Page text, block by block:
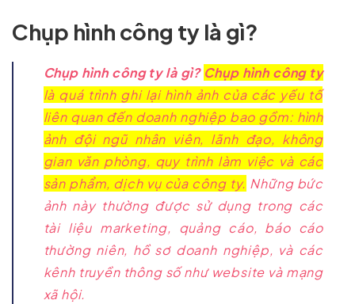
Chụp hình công ty là gì?
Chụp hình công ty là gì? Chụp hình công ty
là quá trình ghi lại hình ảnh của các yếu tố
liên quan đến doanh nghiệp bao gồm: hình
ảnh đội ngũ nhân viên, lãnh đạo, không
gian văn phòng, quy trình làm việc và các
sản phẩm, dịch vụ của công ty. Những bức
ảnh này thường được sử dụng trong các
tài liệu marketing, quảng cáo, báo cáo
thường niên, hồ sơ doanh nghiệp, và các
kênh truyền thông số như website và mạng
xã hội.